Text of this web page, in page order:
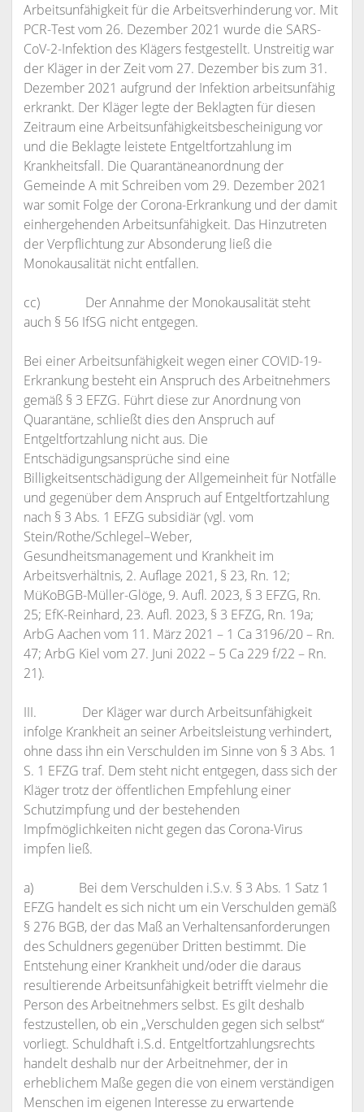
Arbeitsunfähigkeit für die Arbeitsverhinderung vor. Mit
PCR-Test vom 26. Dezember 2021 wurde die SARS-
CoV-2-Infektion des Klägers festgestellt. Unstreitig war
der Kläger in der Zeit vom 27. Dezember bis zum 31.
Dezember 2021 aufgrund der Infektion arbeitsunfähig
erkrankt. Der Kläger legte der Beklagten für diesen
Zeitraum eine Arbeitsunfähigkeitsbescheinigung vor
und die Beklagte leistete Entgeltfortzahlung im
Krankheitsfall. Die Quarantäneanordnung der
Gemeinde A mit Schreiben vom 29. Dezember 2021
war somit Folge der Corona-Erkrankung und der damit
einhergehenden Arbeitsunfähigkeit. Das Hinzutreten
der Verpflichtung zur Absonderung ließ die
Monokausalität nicht entfallen.
cc) Der Annahme der Monokausalität steht
auch § 56 IfSG nicht entgegen.
Bei einer Arbeitsunfähigkeit wegen einer COVID-19-
Erkrankung besteht ein Anspruch des Arbeitnehmers
gemäß § 3 EFZG. Führt diese zur Anordnung von
Quarantäne, schließt dies den Anspruch auf
Entgeltfortzahlung nicht aus. Die
Entschädigungsansprüche sind eine
Billigkeitsentschädigung der Allgemeinheit für Notfälle
und gegenüber dem Anspruch auf Entgeltfortzahlung
nach § 3 Abs. 1 EFZG subsidiär (vgl. vom
Stein/Rothe/Schlegel–Weber,
Gesundheitsmanagement und Krankheit im
Arbeitsverhältnis, 2. Auflage 2021, § 23, Rn. 12;
MüKoBGB-Müller-Glöge, 9. Aufl. 2023, § 3 EFZG, Rn.
25; EfK-Reinhard, 23. Aufl. 2023, § 3 EFZG, Rn. 19a;
ArbG Aachen vom 11. März 2021 – 1 Ca 3196/20 – Rn.
47; ArbG Kiel vom 27. Juni 2022 – 5 Ca 229 f/22 – Rn.
21).
III. Der Kläger war durch Arbeitsunfähigkeit
infolge Krankheit an seiner Arbeitsleistung verhindert,
ohne dass ihn ein Verschulden im Sinne von § 3 Abs. 1
S. 1 EFZG traf. Dem steht nicht entgegen, dass sich der
Kläger trotz der öffentlichen Empfehlung einer
Schutzimpfung und der bestehenden
Impfmöglichkeiten nicht gegen das Corona-Virus
impfen ließ.
a) Bei dem Verschulden i.S.v. § 3 Abs. 1 Satz 1
EFZG handelt es sich nicht um ein Verschulden gemäß
§ 276 BGB, der das Maß an Verhaltensanforderungen
des Schuldners gegenüber Dritten bestimmt. Die
Entstehung einer Krankheit und/oder die daraus
resultierende Arbeitsunfähigkeit betrifft vielmehr die
Person des Arbeitnehmers selbst. Es gilt deshalb
festzustellen, ob ein „Verschulden gegen sich selbst“
vorliegt. Schuldhaft i.S.d. Entgeltfortzahlungsrechts
handelt deshalb nur der Arbeitnehmer, der in
erheblichem Maße gegen die von einem verständigen
Menschen im eigenen Interesse zu erwartende